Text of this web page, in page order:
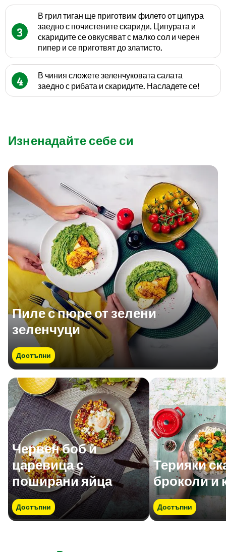
3
В грил тиган ще приготвим филето от ципура
заедно с почистените скариди. Ципурата и
скаридите се овкусяват с малко сол и черен
пипер и се приготвят до златисто.
4
В чиния сложете зеленчуковата салата
заедно с рибата и скаридите. Насладете се!
Изненадайте себе си
Пиле с пюре от зелени
зеленчуци
Достъпни
Червен боб и
царевица с
поширани яйца
Достъпни
Терияки
броколи и
Достъпни